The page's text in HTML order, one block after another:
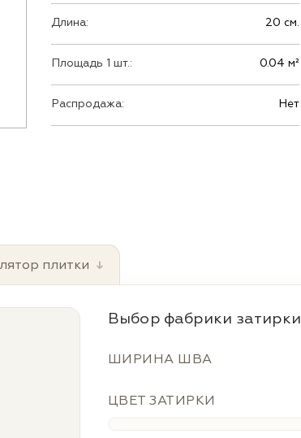
Длина: 20 см.
Площадь 1 шт.: 0.04 м²
Распродажа: Нет
плитки ↓
Выбор фабрики затирки
ШИРИНА ШВА
ЦВЕТ ЗАТИРКИ